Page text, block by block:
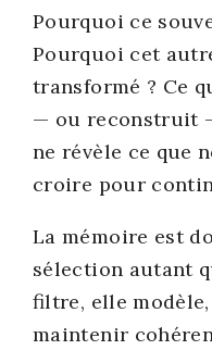
Pour­quoi ce
Pour­quoi cet
trans­for­mé ? Ce
— ou recons­truit
ne révèle ce que
croire pour
La mémoire est
sélec­tion autant
filtre, elle
main­te­nir